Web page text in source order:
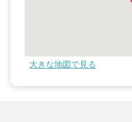
大きな地図で見る